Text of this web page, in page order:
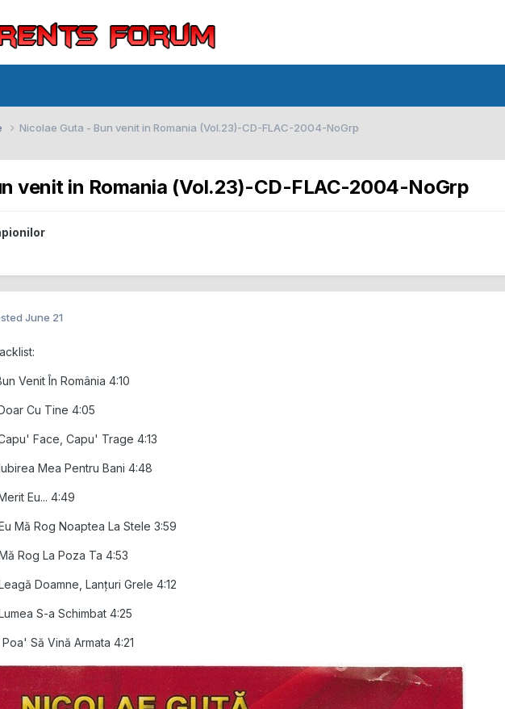
Nicolae Guta - Bun venit in Romania (Vol.23)-CD-FLAC-2004-NoGrp
venit in Romania (Vol.23)-CD-FLAC-2004-NoGrp
June 21
Venit În România 4:10
Cu Tine 4:05
Face, Capu' Trage 4:13
Mea Pentru Bani 4:48
Eu... 4:49
Mă Rog Noaptea La Stele 3:59
Rog La Poza Ta 4:53
Doamne, Lanțuri Grele 4:12
S-a Schimbat 4:25
Poa' Să Vină Armata 4:21